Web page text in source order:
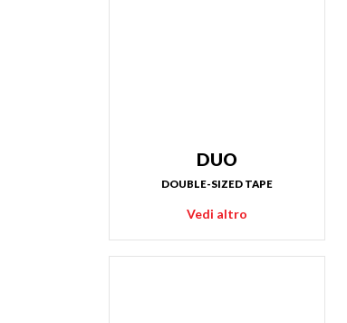
DUO
DOUBLE-SIZED TAPE
Vedi altro